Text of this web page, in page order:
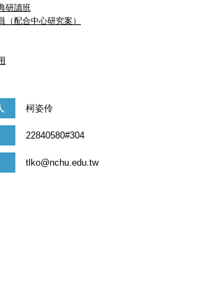
研讀班
（配合中心研究案）
柯姿伶
22840580#304
tlko@nchu.edu.tw